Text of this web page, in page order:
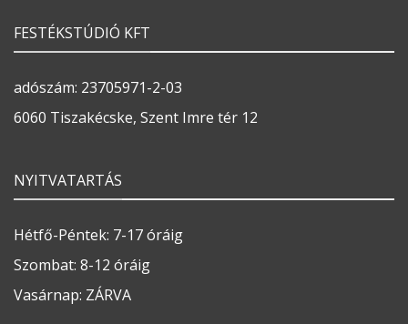
FESTÉKSTÚDIÓ KFT
adószám: 23705971-2-03
6060 Tiszakécske, Szent Imre tér 12
NYITVATARTÁS
Hétfő-Péntek: 7-17 óráig
Szombat: 8-12 óráig
Vasárnap: ZÁRVA